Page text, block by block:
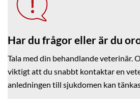
Har du frågor eller är du
Tala med din behandlande veterinär.
viktigt att du snabbt kontaktar en
anledningen till sjukdomen kan